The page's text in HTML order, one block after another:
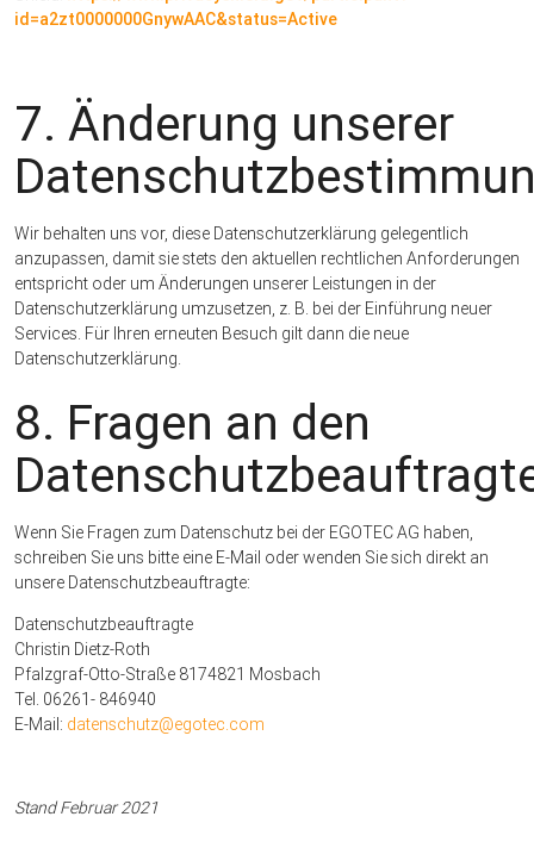
id=a2zt0000000GnywAAC&status=Active
7. Änderung unserer
Wir behalten uns vor, diese Datenschutzerklärung gelegentlich
anzupassen, damit sie stets den aktuellen rechtlichen Anforderungen
entspricht oder um Änderungen unserer Leistungen in der
Datenschutzerklärung umzusetzen, z. B. bei der Einführung neuer
Services. Für Ihren erneuten Besuch gilt dann die neue
Datenschutzerklärung.
8. Fragen an den
Wenn Sie Fragen zum Datenschutz bei der EGOTEC AG haben,
schreiben Sie uns bitte eine E-Mail oder wenden Sie sich direkt an
unsere Datenschutzbeauftragte:
Datenschutzbeauftragte
Christin Dietz-Roth
Pfalzgraf-Otto-Straße 8174821 Mosbach
Tel. 06261- 846940
E-Mail: datenschutz@egotec.com
Stand Februar 2021